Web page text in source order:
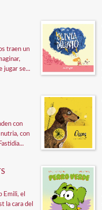
traen un
jugar se...
con
con
Emili, el
la cara del